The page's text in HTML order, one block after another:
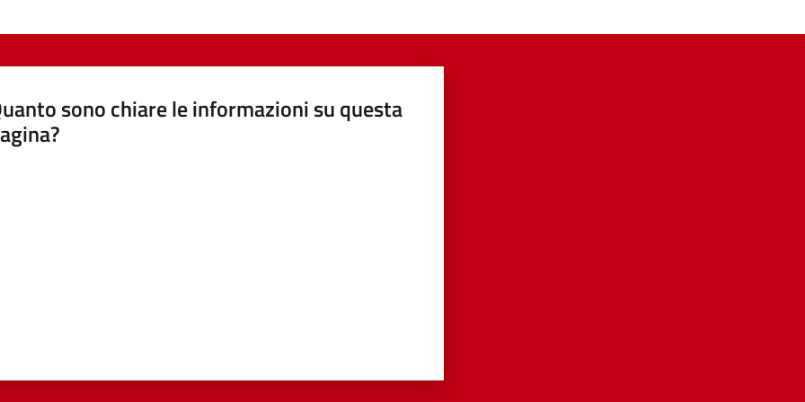
sono chiare le informazioni su questa